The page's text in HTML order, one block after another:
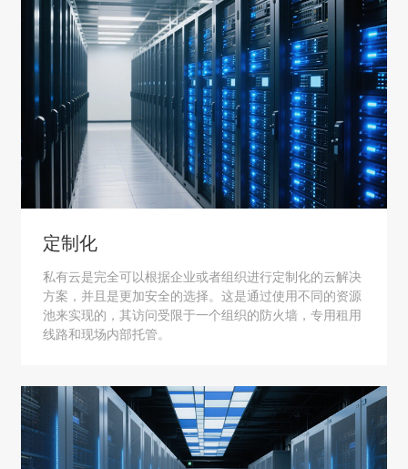
定制化
私有云是完全可以根据企业或者组织进行定制化的云解决
方案，并且是更加安全的选择。这是通过使用不同的资源
池来实现的，其访问受限于一个组织的防火墙，专用租用
线路和现场内部托管。